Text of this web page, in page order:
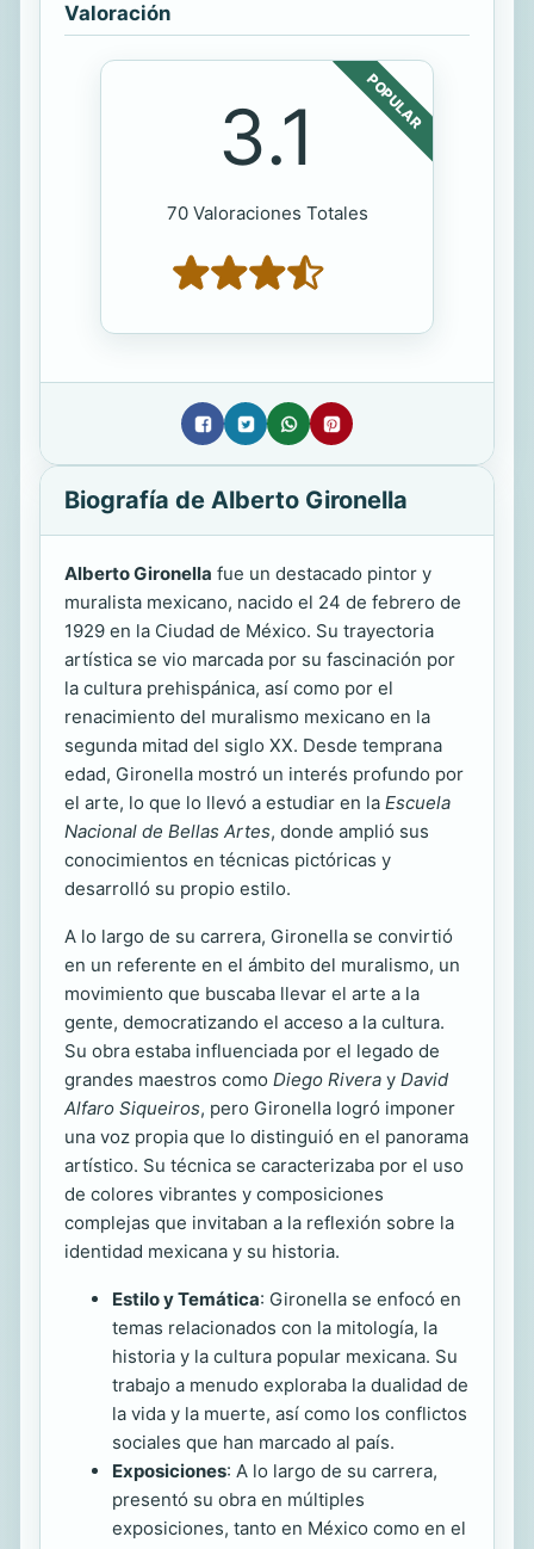
Valoración
POPULAR
3.1
70 Valoraciones Totales
Biografía de Alberto Gironella
Alberto Gironella fue un destacado pintor y
muralista mexicano, nacido el 24 de febrero de
1929 en la Ciudad de México. Su trayectoria
artística se vio marcada por su fascinación por
la cultura prehispánica, así como por el
renacimiento del muralismo mexicano en la
segunda mitad del siglo XX. Desde temprana
edad, Gironella mostró un interés profundo por
el arte, lo que lo llevó a estudiar en la Escuela
Nacional de Bellas Artes, donde amplió sus
conocimientos en técnicas pictóricas y
desarrolló su propio estilo.
A lo largo de su carrera, Gironella se convirtió
en un referente en el ámbito del muralismo, un
movimiento que buscaba llevar el arte a la
gente, democratizando el acceso a la cultura.
Su obra estaba influenciada por el legado de
grandes maestros como Diego Rivera y David
Alfaro Siqueiros, pero Gironella logró imponer
una voz propia que lo distinguió en el panorama
artístico. Su técnica se caracterizaba por el uso
de colores vibrantes y composiciones
complejas que invitaban a la reflexión sobre la
identidad mexicana y su historia.
Estilo y Temática: Gironella se enfocó en
temas relacionados con la mitología, la
historia y la cultura popular mexicana. Su
trabajo a menudo exploraba la dualidad de
la vida y la muerte, así como los conflictos
sociales que han marcado al país.
Exposiciones: A lo largo de su carrera,
presentó su obra en múltiples
exposiciones, tanto en México como en el